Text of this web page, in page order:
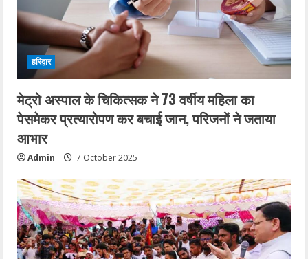
हरिद्वार
मेट्रो अस्पाल के चिकित्सक ने 73 वर्षीय महिला का
पेसमेकर प्रत्यारोपण कर बचाई जान, परिजनों ने जताया
आभार
Admin 7 October 2025